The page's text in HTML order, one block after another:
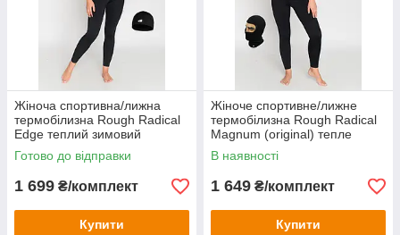
Жіноча спортивна/лижна
термобілизна Rough Radical
Edge теплий зимовий
комплект
Готово до відправки
1 699 ₴/комплект
Купити
Жіноче спортивне/лижне
термобілизна Rough Radical
Magnum (original) тепле
зимове комплект Жіночий, M
В наявності
1 649 ₴/комплект
Купити